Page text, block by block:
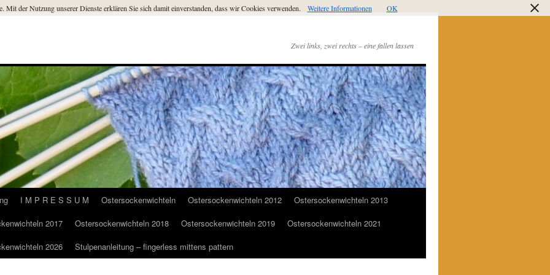
Zwei links, zwei rechts – eine fallen lassen
I M P R E S S U M Ostersockenwichteln Ostersockenwichteln 2012
Ostersockenwichteln 2013
2017 Ostersockenwichteln 2018 Ostersockenwichteln 2019
Ostersockenwichteln 2021
2026 Stulpenanleitung – fingerless mittens pattern
Mit der Nutzung unserer Dienste erklären Sie sich damit einverstanden, dass wir Cookies verwenden. Weitere Informationen OK